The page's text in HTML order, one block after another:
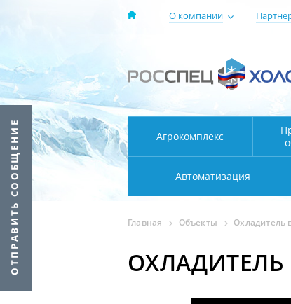
О компании
Агрокомплекс
Автоматизация
Главная Объекты Охладитель
ОХЛАДИТЕЛЬ